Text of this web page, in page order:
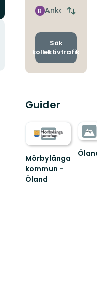
Ankomst
B
Byt
och
Sök
kollektivtrafik
Guider
Mörbylånga
kommun -
Öland